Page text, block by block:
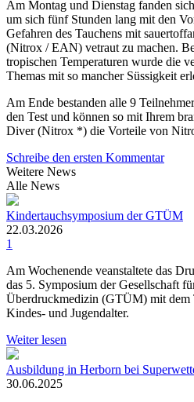
Am Montag und Dienstag fanden
um sich fünf Stunden lang mit den
Gefahren des Tauchens mit
(Nitrox / EAN) vetraut zu machen.
tropischen Temperaturen wurde die
Themas mit so mancher Süssigkeit
Am Ende bestanden alle 9
den Test und können so mit Ihrem
Diver (Nitrox *) die Vorteile von
Schreibe den ersten Kommentar
Weitere News
Alle News
Kindertauchsymposium der GTÜM
22.03.2026
1
Am Wochenende veanstaltete das
das 5. Symposium der Gesellschaft
Überdruckmedizin (GTÜM) mit dem
Kindes- und Jugendalter.
Weiter lesen
Ausbildung in Herborn bei
30.06.2025